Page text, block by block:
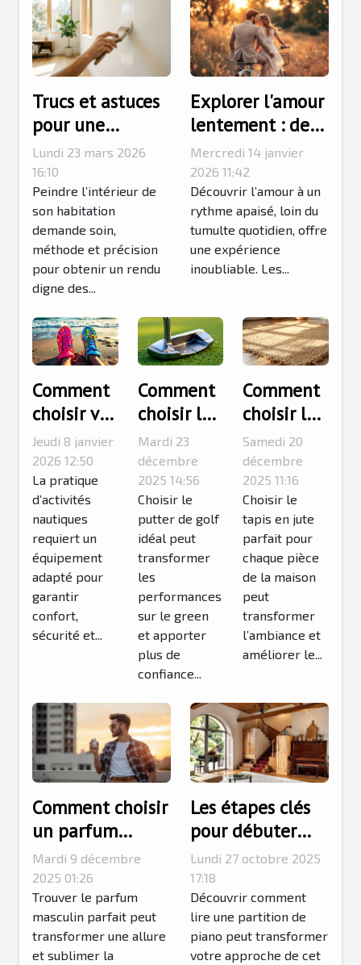
Trucs et astuces
pour une
peinture
intérieure
impeccable
Lundi 23 mars 2026
16:10
Peindre l’intérieur de
son habitation
demande soin,
méthode et précision
pour obtenir un rendu
digne des...
Explorer l'amour
lentement : des
séjours
romantiques
accessibles par
transport
alternatif
Mercredi 14 janvier
2026 11:42
Découvrir l’amour à un
rythme apaisé, loin du
tumulte quotidien, offre
une expérience
inoubliable. Les...
Comment
choisir vos
chaussons
pour
activités
nautiques
?
Jeudi 8 janvier
2026 12:50
La pratique
d’activités
nautiques
requiert un
équipement
adapté pour
garantir
confort,
sécurité et...
Comment
choisir le
putter de
golf idéal
pour votre
style de
jeu ?
Mardi 23
décembre
2025 14:56
Choisir le
putter de golf
idéal peut
transformer
les
performances
sur le green
et apporter
plus de
confiance...
Comment
choisir le
tapis en
jute idéal
pour
chaque
pièce de
la maison
?
Samedi 20
décembre
2025 11:16
Choisir le
tapis en jute
parfait pour
chaque pièce
de la maison
peut
transformer
l’ambiance et
améliorer le...
Comment choisir
un parfum
masculin qui
complète votre
style ?
Mardi 9 décembre
2025 01:26
Trouver le parfum
masculin parfait peut
transformer une allure
et sublimer la
Les étapes clés
pour débuter
l'apprentissage
des partitions de
piano
Lundi 27 octobre 2025
17:18
Découvrir comment
lire une partition de
piano peut transformer
votre approche de cet